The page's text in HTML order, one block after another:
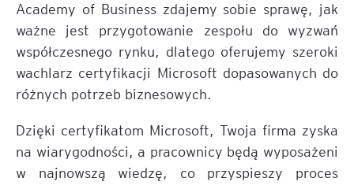
Academy of Business zdajemy sobie sprawę, jak
ważne jest przygotowanie zespołu do wyzwań
współczesnego rynku, dlatego oferujemy szeroki
wachlarz certyfikacji Microsoft dopasowanych do
różnych potrzeb biznesowych.
Dzięki certyfikatom Microsoft, Twoja firma zyska
na wiarygodności, a pracownicy będą wyposażeni
w najnowszą wiedzę, co przyspieszy proces